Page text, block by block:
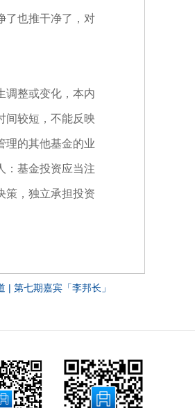
了也推干净了，对
调整或变化，本内
间较短，不能反映
理的其他基金的业
：基金投资应当注
策，独立承担投资
| 第七期嘉宾「李邦长」